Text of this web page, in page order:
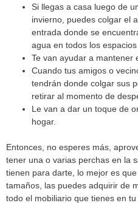
Si llegas a casa luego de
invierno, puedes colgar el
entrada donde se
agua en todos los
Te van ayudar a mantener
Cuando tus amigos o
tendrán donde colgar sus
retirar al momento de
Le van a dar un toque de
hogar.
Entonces, no esperes más,
tener una o varias perchas en la
tienen para darte, lo mejor es
tamaños, las puedes adquirir de
todo el mobiliario que tienes en